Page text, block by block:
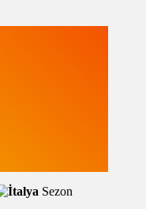
Sezon